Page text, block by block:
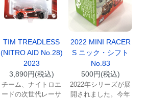
TIM TREADLESS
(NITRO AID No.28)
2023
3,890円(税込)
チーム、ナイトロエ
ードの次世代レーサ
2022 MINI RACER
S ニック・シフト
No.83
500円(税込)
2022年シリーズが展
開されました。今年